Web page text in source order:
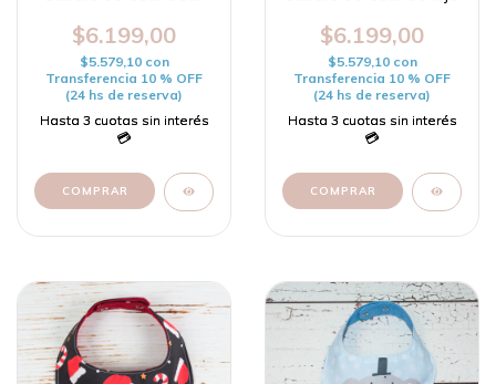
$6.199,00
$5.579,10 con
Transferencia 10 % OFF
(24 hs de reserva)
$6.199,00
$5.579,10 con
Transferencia 10 % OFF
(24 hs de reserva)